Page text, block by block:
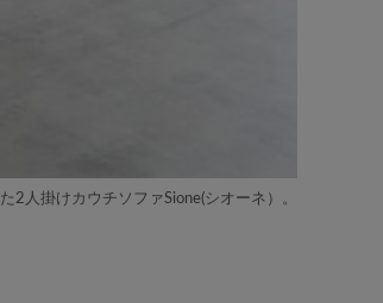
人掛けカウチソファSione(シオーネ）。